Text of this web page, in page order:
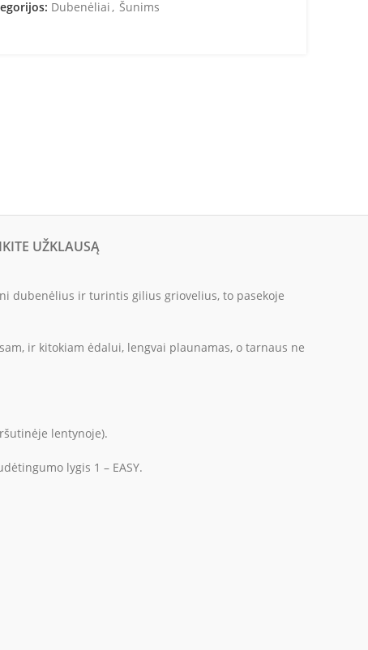
Dubenėliai , Šunims
UŽKLAUSĄ
dubenėlius ir turintis gilius griovelius, to pasekoje
ir kitokiam ėdalui, lengvai plaunamas, o tarnaus ne
lentynoje).
lygis 1 – EASY.